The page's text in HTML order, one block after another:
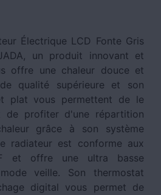
Électrique LCD Fonte Gris
un produit innovant et
offre une chaleur douce et
qualité supérieure et son
plat vous permettent de le
de profiter d'une répartition
grâce à son système
radiateur est conforme aux
et offre une ultra basse
veille. Son thermostat
digital vous permet de